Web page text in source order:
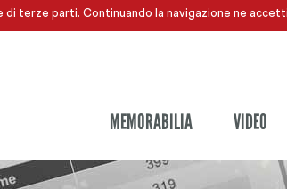
di terze parti. Continuando la navigazione ne
MEMORABILIA VIDEO